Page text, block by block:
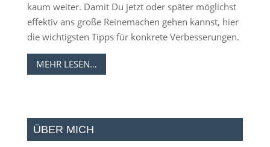
kaum weiter. Damit Du jetzt oder später möglichst
effektiv ans große Reinemachen gehen kannst, hier
die wichtigsten Tipps für konkrete Verbesserungen.
MEHR LESEN…
ÜBER MICH